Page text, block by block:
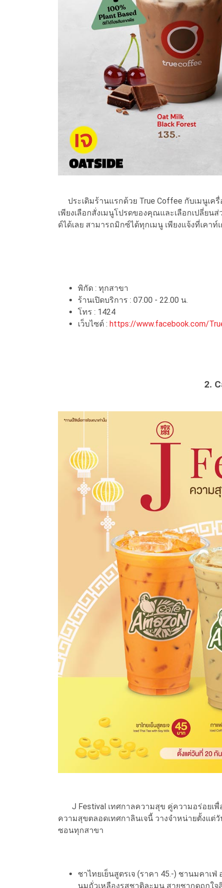
ประเดิมร้านแรกด้วย True Coffee กับเมนูเ
เพียงเลือกสั่งเมนูโปรดของคุณและเลือกเปลี่ย
ด์ได้เลย สามารถมิกซ์ได้ทุกเมนู เพียงแจ้งที่เคาท์
พิกัด : ทุกสาขา
ร้านเปิดบริการ : 07.00 - 22.00 น.
โทร : 1424
เว็บไซต์ : https://www.facebook.com/
2.
J Festival เทศกาลความสุข คู่ความอร่อยเพื่
ความสุขตลอดเทศกาลินเจนี้ วางจำหน่ายตั้งแต่
ซอนทุกสาขา
ชาไทยเย็นสูตรเจ (ราคา 45.-) ชานมคาเ
นมถั่วเหลืองรสชาติละมุน สายชากดถูกใจ